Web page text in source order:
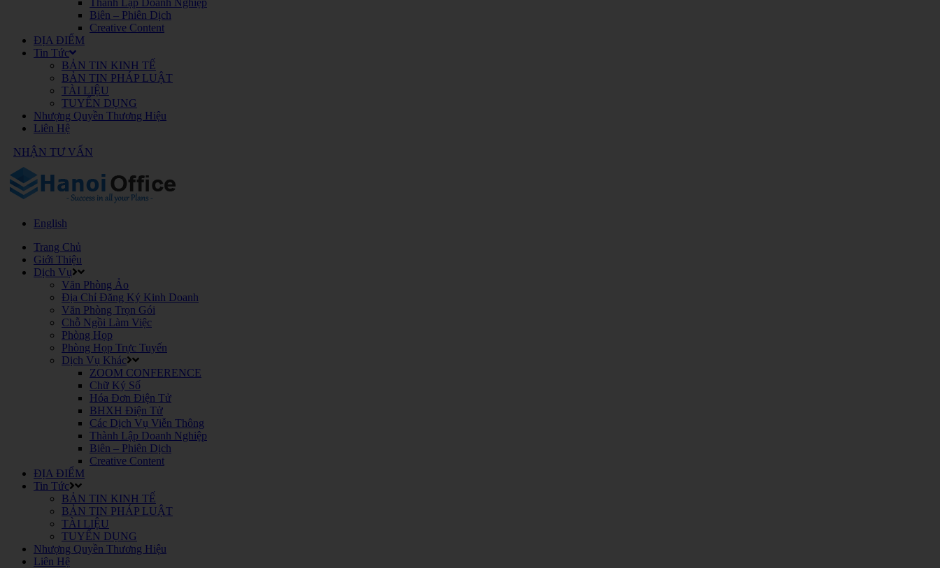
Thành Lập Doanh Nghiệp
Biên – Phiên Dịch
Creative Content
ĐỊA ĐIỂM
Tin Tức
BẢN TIN KINH TẾ
BẢN TIN PHÁP LUẬT
TÀI LIỆU
TUYỂN DỤNG
Nhượng Quyền Thương Hiệu
Liên Hệ
NHẬN TƯ VẤN
English
Trang Chủ
Giới Thiệu
Dịch Vụ
Văn Phòng Ảo
Địa Chỉ Đăng Ký Kinh Doanh
Văn Phòng Trọn Gói
Chỗ Ngồi Làm Việc
Phòng Họp
Phòng Họp Trực Tuyến
Dịch Vụ Khác
ZOOM CONFERENCE
Chữ Ký Số
Hóa Đơn Điện Tử
BHXH Điện Tử
Các Dịch Vụ Viễn Thông
Thành Lập Doanh Nghiệp
Biên – Phiên Dịch
Creative Content
ĐỊA ĐIỂM
Tin Tức
BẢN TIN KINH TẾ
BẢN TIN PHÁP LUẬT
TÀI LIỆU
TUYỂN DỤNG
Nhượng Quyền Thương Hiệu
Liên Hệ